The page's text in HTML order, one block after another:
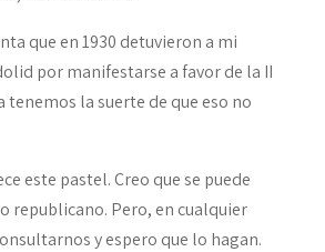
que en 1930 detuvieron a mi
por manifestarse a favor de la II
tenemos la suerte de que eso no
este pastel. Creo que se puede
republicano. Pero, en cualquier
y espero que lo hagan.